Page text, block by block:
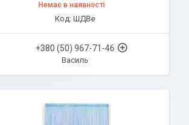
Немає в наявності
ШДВе
+380 (50) 967-71-46
Василь